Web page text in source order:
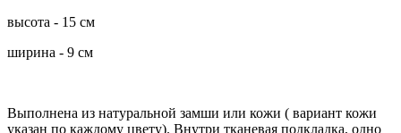
высота - 15 см
ширина - 9 см
Выполнена из натуральной замши или кожи ( вариант кожи
указан по каждому цвету). Внутри тканевая подкладка, одно